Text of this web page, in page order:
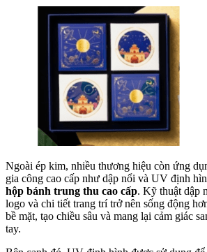
Ngoài ép kim, nhiều thương hiệu còn ứng
gia công cao cấp như dập nổi và UV định
hộp bánh trung thu cao cấp. Kỹ thuật dập
logo và chi tiết trang trí trở nên sống động
bề mặt, tạo chiều sâu và mang lại cảm giác
tay.